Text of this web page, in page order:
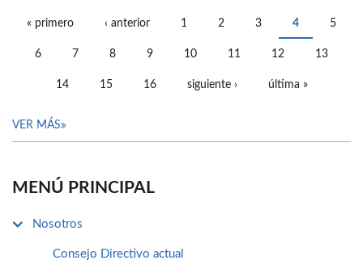
« primero ‹ anterior 1 2 3 4 5
6 7 8 9 10 11 12 13
14 15 16 siguiente › última »
VER MÁS
MENÚ PRINCIPAL
Nosotros
Consejo Directivo actual